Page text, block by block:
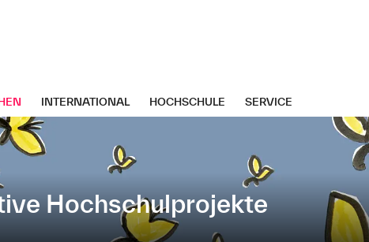
Hochschulprojekte
INTERNATIONAL HOCHSCHULE SERVICE